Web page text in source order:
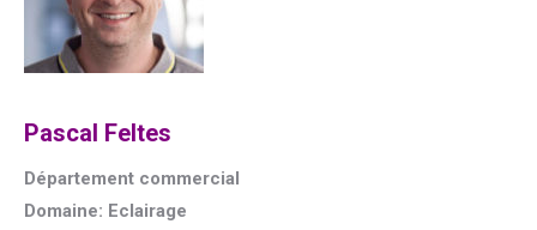
Pascal Feltes
Département commercial
Domaine: Eclairage